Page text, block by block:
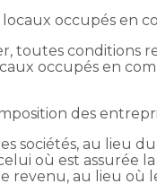
locaux occupés en
toutes conditions
occupés en
des
sociétés, au lieu
où est assurée
revenu, au lieu où